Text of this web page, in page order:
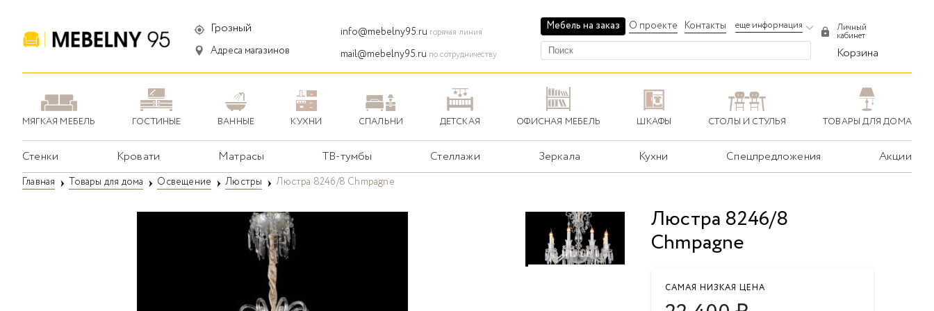
Грозный
Адреса магазинов
info@mebelny95.ru горячая линия
mail@mebelny95.ru по сотрудничеству
Мебель на заказ О проекте Контакты еще информация Личный
кабинет
Корзина
МЯГКАЯ МЕБЕЛЬ ГОСТИНЫЕ ВАННЫЕ КУХНИ СПАЛЬНИ ДЕТСКАЯ ОФИСНАЯ МЕБЕЛЬ ШКАФЫ СТОЛЫ И СТУЛЬЯ ТОВАРЫ ДЛЯ ДОМА
Стенки Кровати Матрасы ТВ-тумбы Стеллажи Зеркала Кухни Спецпредложения Акции
Главная Товары для дома Освещение Люстры Люстра 8246/8 Chmpagne
Люстра 8246/8
Chmpagne
САМАЯ НИЗКАЯ ЦЕНА